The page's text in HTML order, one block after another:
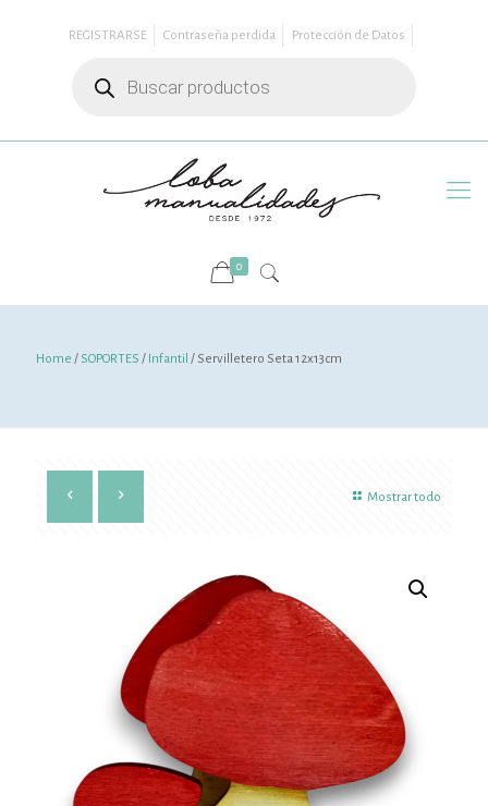
REGISTRARSE Contraseña perdida
Protección de Datos
productos
0
Home / SOPORTES / Infantil / Servilletero Seta 12x13cm
Mostrar todo